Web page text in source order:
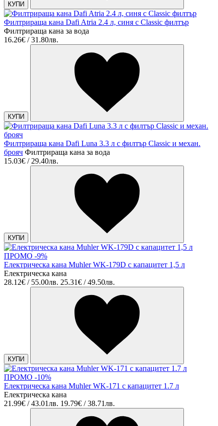
КУПИ
Филтрираща кана Dafi Atria 2.4 л, синя с Classic филтър
Филтрираща кана за вода
16.26€ / 31.80лв.
КУПИ
Филтрираща кана Dafi Luna 3.3 л с филтър Classic и механ.
брояч Филтрираща кана за вода
15.03€ / 29.40лв.
КУПИ
ПРОМО -9%
Електрическа кана Muhler WK-179D с капацитет 1,5 л
Електрическа кана
28.12€ / 55.00лв. 25.31€ / 49.50лв.
КУПИ
ПРОМО -10%
Електрическа кана Muhler WK-171 с капацитет 1.7 л
Електрическа кана
21.99€ / 43.01лв. 19.79€ / 38.71лв.